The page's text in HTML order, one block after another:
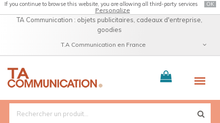
If you continue to browse this website, you are allowing all third-party services OK
Personalize
TA Communication : objets publicitaires, cadeaux d'entreprise,
goodies
T.A Communication en France